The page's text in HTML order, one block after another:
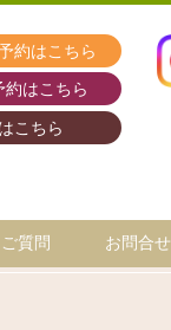
約はこちら
約はこちら
こちら
質問 お問合せ